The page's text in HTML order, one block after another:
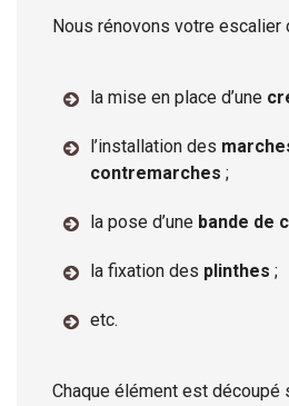
Nous rénovons votre escalier
la mise en place d’une
l’installation des
contremarches ;
la pose d’une bande de
la fixation des plinthes ;
etc.
Chaque élément est découpé